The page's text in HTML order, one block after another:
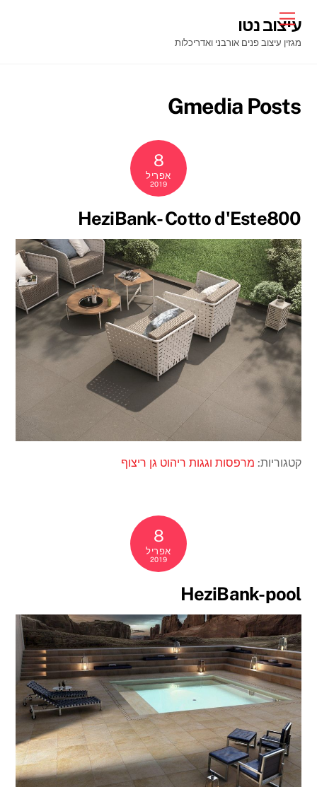
content
Menu
עיצוב נטו
מגזין עיצוב פנים אורבני ואדריכלות
Gmedia Posts
8
אפריל
2019
HeziBank- Cotto d'Este800
קטגוריות: מרפסות וגגות ריהוט גן ריצוף
8
אפריל
2019
HeziBank-pool